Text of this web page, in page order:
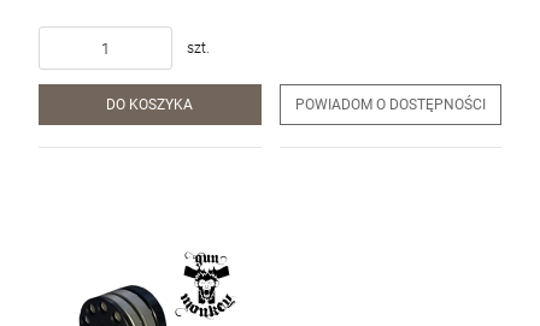
szt.
DO KOSZYKA POWIADOM O DOSTĘPNOŚCI